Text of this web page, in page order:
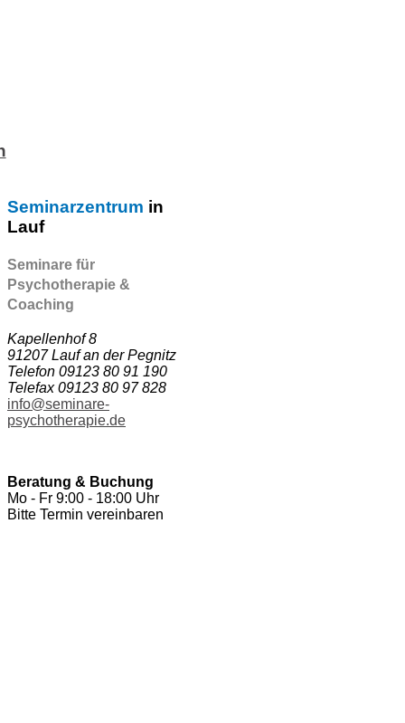
Seminarzentrum in
Lauf
Seminare für
Psychotherapie &
Coaching
Kapellenhof 8
91207 Lauf an der Pegnitz
Telefon 09123 80 91 190
Telefax 09123 80 97 828
info@seminare-
psychotherapie.de
Beratung & Buchung
Mo - Fr 9:00 - 18:00 Uhr
Bitte Termin vereinbaren